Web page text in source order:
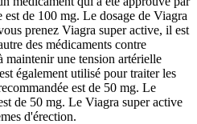
de 100 mg. Le dosage de Viagra
prenez Viagra super active, il est
des médicaments contre
une tension artérielle
également utilisé pour traiter les
est de 50 mg. Le
de 50 mg. Le Viagra super active
d'érection.